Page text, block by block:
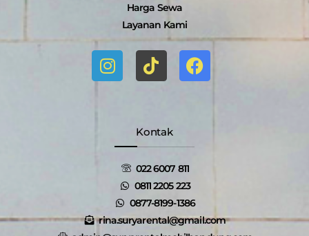
Harga Sewa
Layanan Kami
I
n
s
m
T
i
k
k
F
a
c
o
Kontak
022 6007 811
0811 2205 223
0877-8199-1386
rina.suryarental@gmail.com